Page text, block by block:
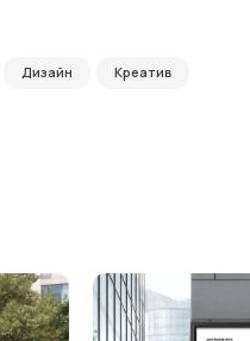
Дизайн Креатив